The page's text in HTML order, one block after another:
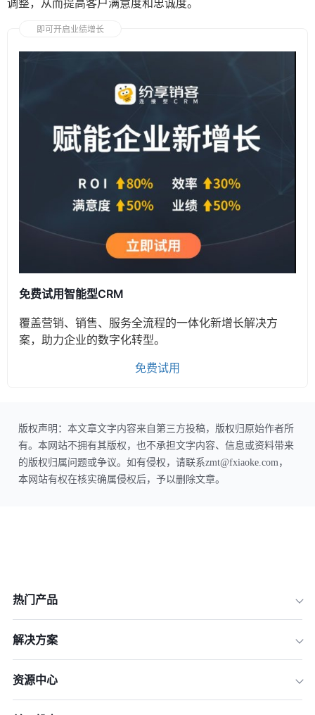
调整，从而提高客户满意度和忠诚度。
即可开启业绩增长
免费试用智能型CRM
覆盖营销、销售、服务全流程的一体化新增长解决方
案，助力企业的数字化转型。
免费试用
版权声明：本文章文字内容来自第三方投稿，版权归原始作者所
有。本网站不拥有其版权，也不承担文字内容、信息或资料带来
的版权归属问题或争议。如有侵权，请联系zmt@fxiaoke.com，
本网站有权在核实确属侵权后，予以删除文章。
热门产品
解决方案
资源中心